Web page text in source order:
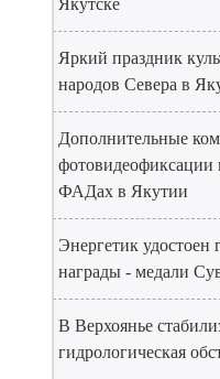
Якутске
Яркий праздник
народов Севера в
Дополнительные
фотовидеофиксации
ФАДах в Якутии
Энергетик удостоен
награды - медали
В Верхоянье
гидрологическая